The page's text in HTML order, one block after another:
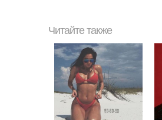
Читайте также